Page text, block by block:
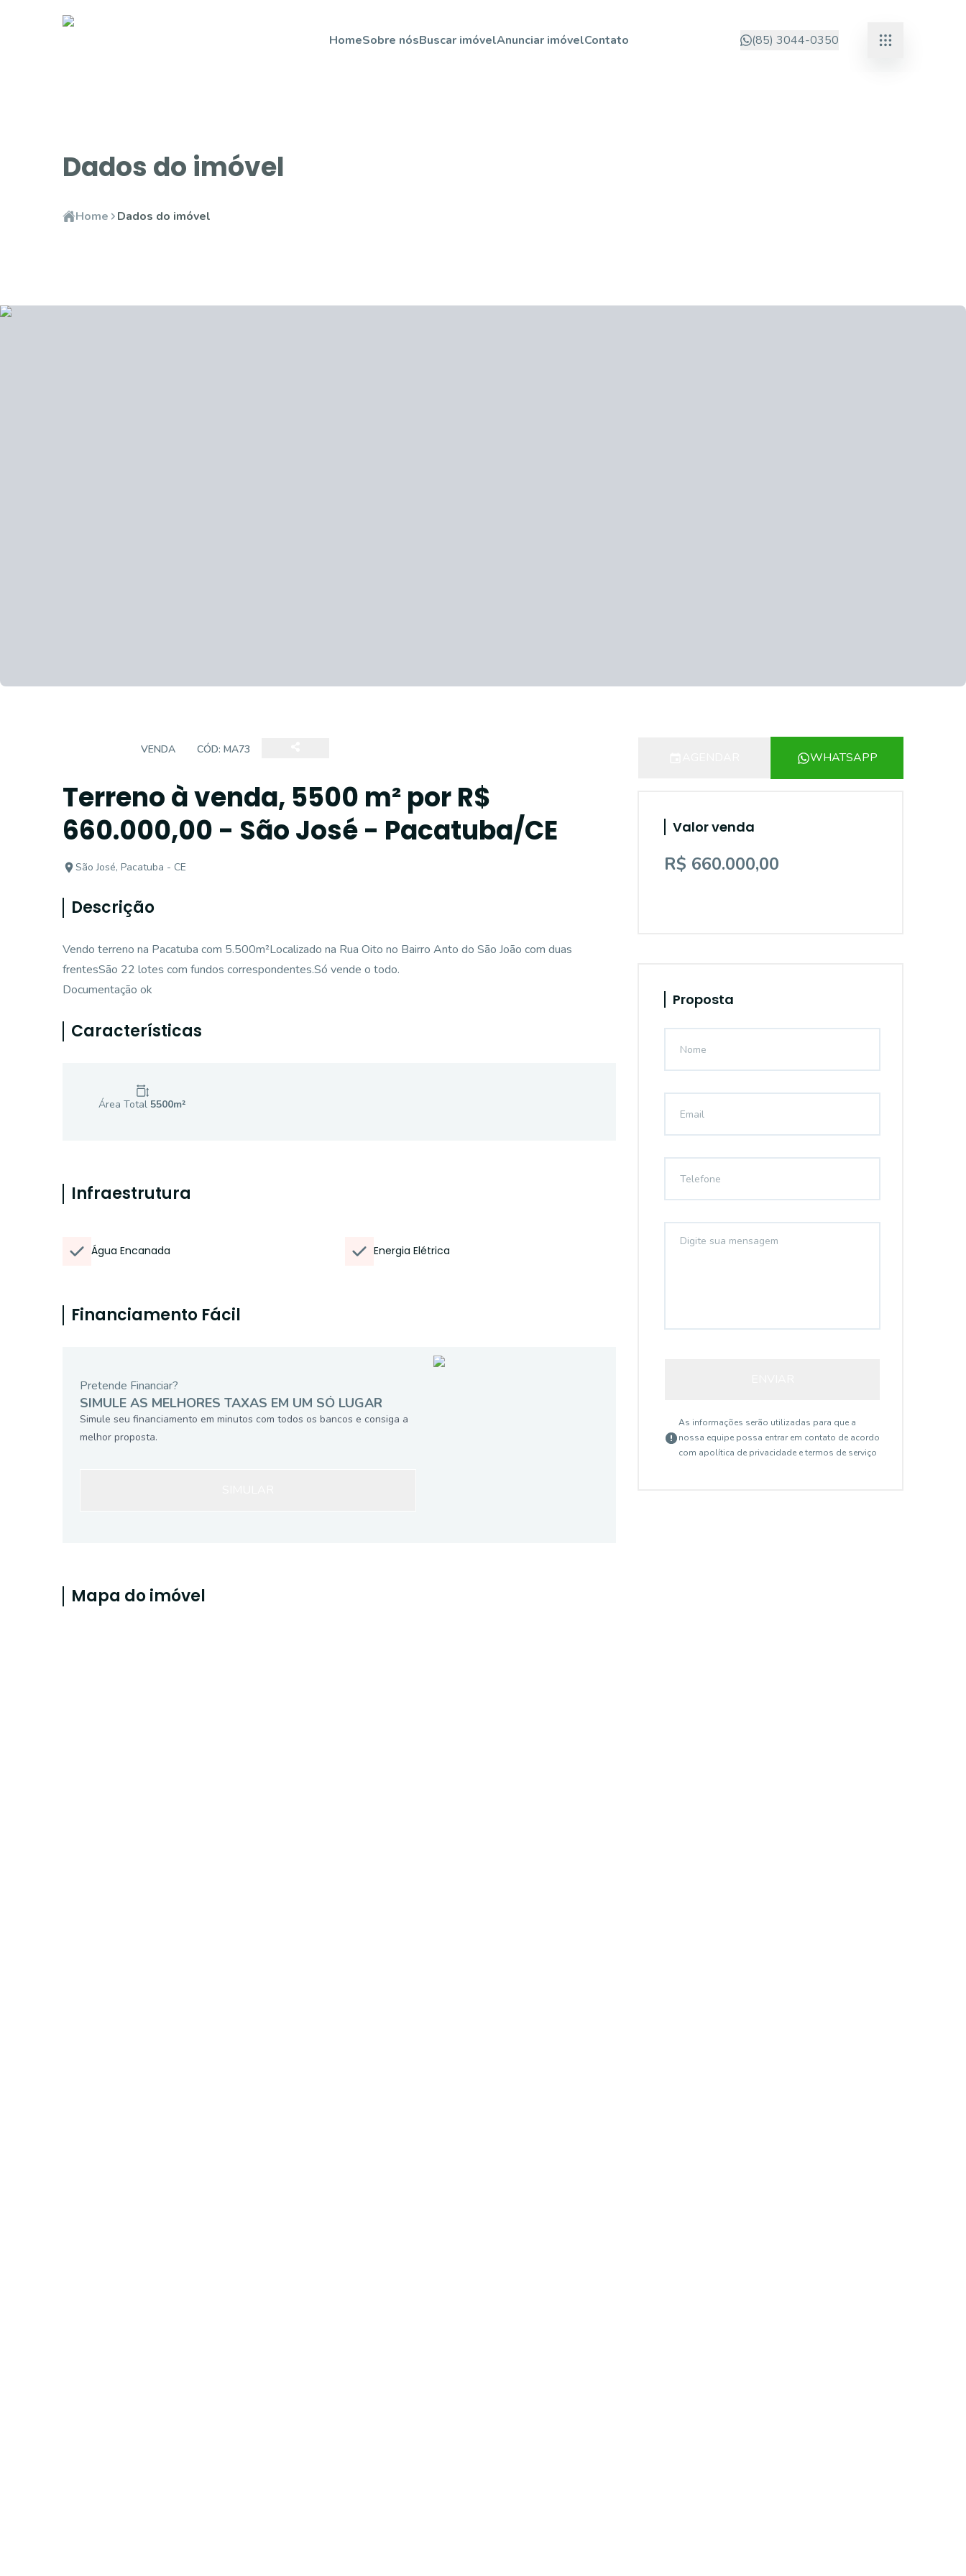
HomeSobre nósBuscar imóvelAnunciar imóvelContato (85) 3044-0350
Dados do imóvel
Home Dados do imóvel
VENDA CÓD: MA73
Terreno à venda, 5500 m² por R$
660.000,00 - São José - Pacatuba/CE
São José, Pacatuba - CE
Descrição
Vendo terreno na Pacatuba com 5.500m²Localizado na Rua Oito no Bairro Anto do São João com duas
frentesSão 22 lotes com fundos correspondentes.Só vende o todo.
Documentação ok
Características
Área Total 5500m²
Infraestrutura
Água Encanada Energia Elétrica
Financiamento Fácil
Pretende Financiar?
SIMULE AS MELHORES TAXAS EM UM SÓ LUGAR
Simule seu financiamento em minutos com todos os bancos e consiga a
melhor proposta.
Mapa do imóvel
WHATSAPP
Valor venda
R$ 660.000,00
Proposta
As informações serão utilizadas para que a
nossa equipe possa entrar em contato de acordo
com apolítica de privacidade e termos de serviço